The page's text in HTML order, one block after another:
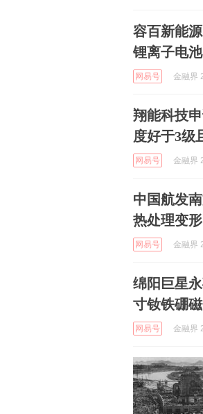
容百新能
锂离子电
网易号 金融界
翔能科技
度好于3级
网易号 金融界
中国航发
热处理变形
网易号 金融界
绵阳巨星
寸钕铁硼
网易号 金融界